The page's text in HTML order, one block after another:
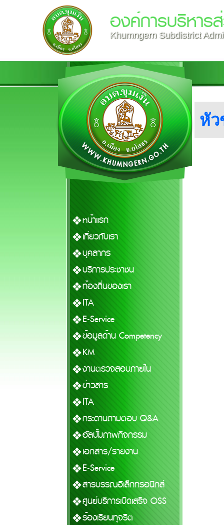
องค์การบริหาร
Khumngern Subdistrict
หน้าแรก
เกี่ยวกับเรา
บุคลากร
บริการประชาชน
ท้องถิ่นของเรา
ITA
E-Service
ข้อมูลด้าน Competency
KM
งานตรวจสอบภายใน
ข่าวสาร
ITA
กระดานถามตอบ Q&A
อัลบั้มภาพกิจกรรม
เอกสาร/รายงาน
E-Service
สารบรรณอิเล็กทรอนิกส์
ศูนย์บริการเบ็ดเสร็จ OSS
ร้องเรียนทุจริต
หัว